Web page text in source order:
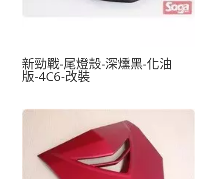
新勁戰-尾燈殼-深燻黑-化油
版-4C6-改裝